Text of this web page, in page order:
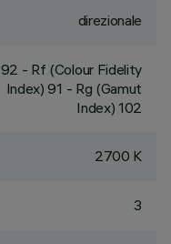
direzionale
92 - Rf (Colour Fidelity
Index) 91 - Rg (Gamut
Index) 102
2700 K
3